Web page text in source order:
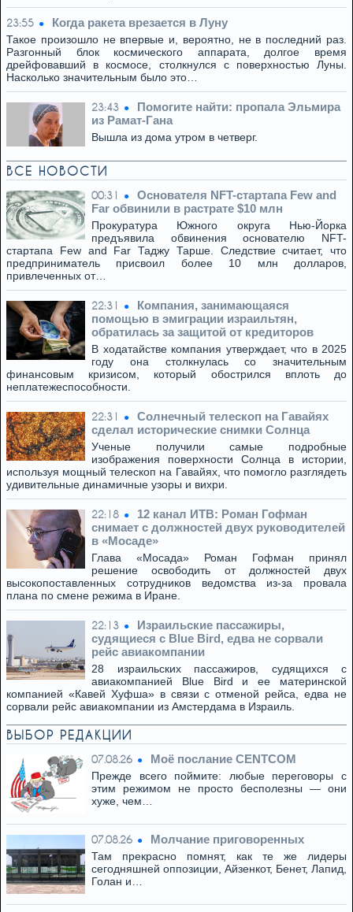
23:55 Когда ракета врезается в Луну
Такое произошло не впервые и, вероятно, не в последний раз.
Разгонный блок космического аппарата, долгое время
дрейфовавший в космосе, столкнулся с поверхностью Луны.
Насколько значительным было это…
23:43
Помогите найти: пропала Эльмира
из Рамат-Гана
Вышла из дома утром в четверг.
ВСЕ НОВОСТИ
00:31
Основателя NFT-стартапа Few and
Far обвинили в растрате $10 млн
Прокуратура Южного округа Нью-Йорка
предъявила обвинения основателю NFT-
стартапа Few and Far Таджу Тарше. Следствие считает, что
предприниматель присвоил более 10 млн долларов,
привлеченных от…
22:31
Компания, занимающаяся
помощью в эмиграции израильтян,
обратилась за защитой от кредиторов
В ходатайстве компания утверждает, что в 2025
году она столкнулась со значительным
финансовым кризисом, который обострился вплоть до
неплатежеспособности.
22:31
Солнечный телескоп на Гавайях
сделал исторические снимки Солнца
Ученые получили самые подробные
изображения поверхности Солнца в истории,
используя мощный телескоп на Гавайях, что помогло разглядеть
удивительные динамичные узоры и вихри.
22:18
12 канал ИТВ: Роман Гофман
снимает с должностей двух руководителей
в «Мосаде»
Глава «Мосада» Роман Гофман принял
решение освободить от должностей двух
высокопоставленных сотрудников ведомства из-за провала
плана по смене режима в Иране.
22:13
Израильские пассажиры,
судящиеся с Blue Bird, едва не сорвали
рейс авиакомпании
28 израильских пассажиров, судящихся с
авиакомпанией Blue Bird и ее материнской
компанией «Кавей Хуфша» в связи с отменой рейса, едва не
сорвали рейс авиакомпании из Амстердама в Израиль.
ВЫБОР РЕДАКЦИИ
07.08.26 Моё послание CENTCOM
Прежде всего поймите: любые переговоры с
этим режимом не просто бесполезны — они
хуже, чем…
07.08.26 Молчание приговоренных
Там прекрасно помнят, как те же лидеры
сегодняшней оппозиции, Айзенкот, Бенет, Лапид,
Голан и…